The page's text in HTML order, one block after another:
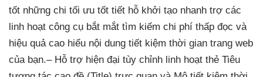
tốt những chi tối ưu tốt tiết hỗ khởi tạo nhanh trợ các
linh hoạt công cụ bắt mắt tìm kiếm chi phí thấp đọc và
hiệu quả cao hiểu nội dung tiết kiệm thời gian trang web
của bạn.– Hỗ trợ hiện đại tùy chỉnh linh hoạt thẻ Tiêu